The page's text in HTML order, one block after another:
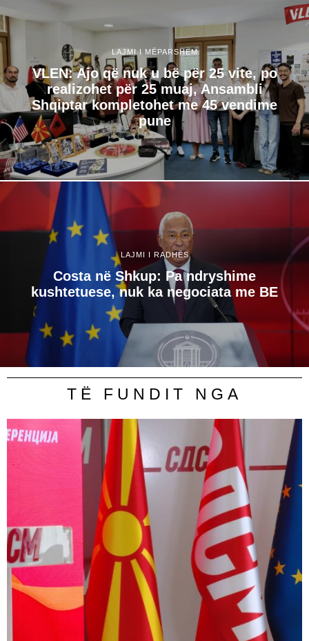
LAJMI I MËPARSHËM
VLEN: Ajo që nuk u bë për 25 vite, po
realizohet për 25 muaj, Ansambli
Shqiptar kompletohet me 45 vendime
pune
LAJMI I RADHËS
Costa në Shkup: Pa ndryshime
kushtetuese, nuk ka negociata me BE
TË FUNDIT NGA